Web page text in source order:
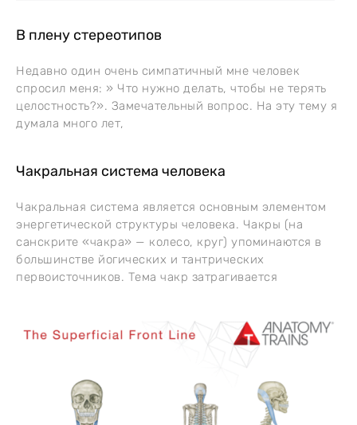
В плену стереотипов
Недавно один очень симпатичный мне человек
спросил меня: » Что нужно делать, чтобы не терять
целостность?». Замечательный вопрос. На эту тему я
думала много лет,
Чакральная система человека
Чакральная система является основным элементом
энергетической структуры человека. Чакры (на
санскрите «чакра» — колесо, круг) упоминаются в
большинстве йогических и тантрических
первоисточников. Тема чакр затрагивается